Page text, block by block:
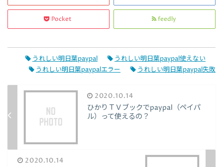
Pocket feedly
うれしい明日葉paypal
うれしい明日葉paypal使えない
うれしい明日葉paypalエラー
うれしい明日葉paypal失敗
2020.10.14
ひかりＴＶブックでpaypal（ペイパ
ル）って使えるの？
2020.10.14